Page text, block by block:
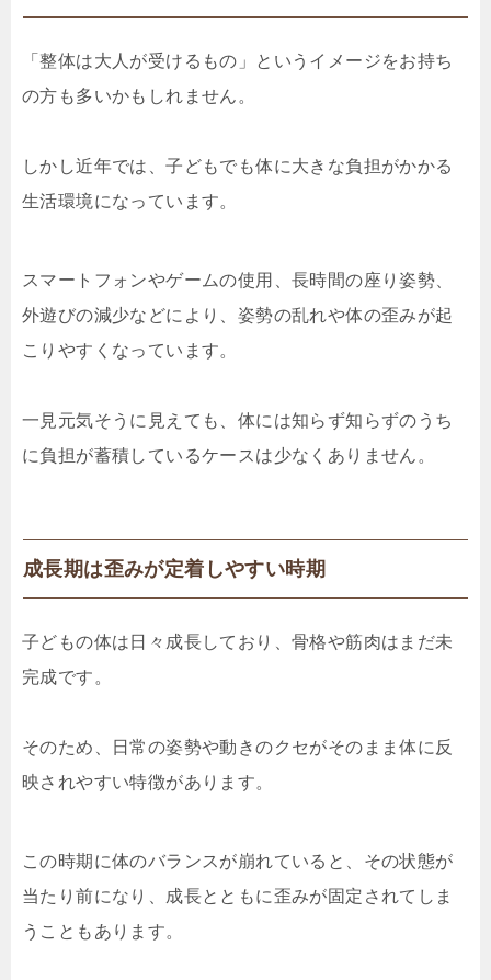
「整体は大人が受けるもの」というイメージをお持ち
の方も多いかもしれません。
しかし近年では、子どもでも体に大きな負担がかかる
生活環境になっています。
スマートフォンやゲームの使用、長時間の座り姿勢、
外遊びの減少などにより、姿勢の乱れや体の歪みが起
こりやすくなっています。
一見元気そうに見えても、体には知らず知らずのうち
に負担が蓄積しているケースは少なくありません。
成長期は歪みが定着しやすい時期
子どもの体は日々成長しており、骨格や筋肉はまだ未
完成です。
そのため、日常の姿勢や動きのクセがそのまま体に反
映されやすい特徴があります。
この時期に体のバランスが崩れていると、その状態が
当たり前になり、成長とともに歪みが固定されてしま
うこともあります。